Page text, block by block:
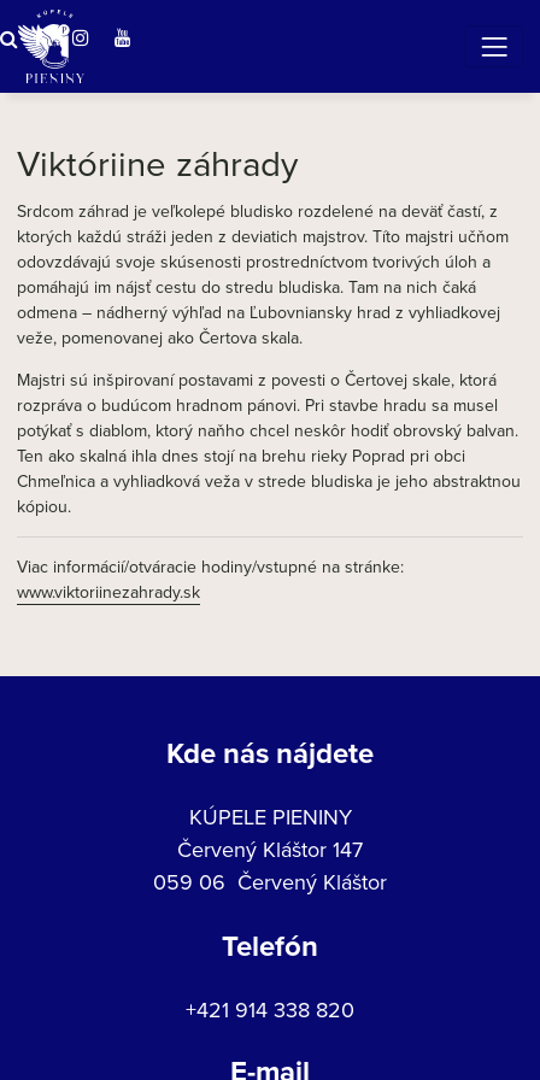
Viktóriine záhrady
Srdcom záhrad je veľkolepé bludisko rozdelené na deväť častí, z
ktorých každú stráži jeden z deviatich majstrov. Títo majstri učňom
odovzdávajú svoje skúsenosti prostredníctvom tvorivých úloh a
pomáhajú im nájsť cestu do stredu bludiska. Tam na nich čaká
odmena – nádherný výhľad na Ľubovniansky hrad z vyhliadkovej
veže, pomenovanej ako Čertova skala.
Majstri sú inšpirovaní postavami z povesti o Čertovej skale, ktorá
rozpráva o budúcom hradnom pánovi. Pri stavbe hradu sa musel
potýkať s diablom, ktorý naňho chcel neskôr hodiť obrovský balvan.
Ten ako skalná ihla dnes stojí na brehu rieky Poprad pri obci
Chmeľnica a vyhliadková veža v strede bludiska je jeho abstraktnou
kópiou.
Viac informácií/otváracie hodiny/vstupné na stránke:
www.viktoriinezahrady.sk
Kde nás nájdete
KÚPELE PIENINY
Červený Kláštor 147
059 06 Červený Kláštor
Telefón
+421 914 338 820
E-mail